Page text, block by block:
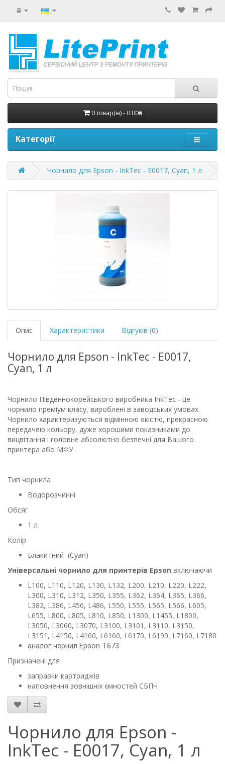
₴
0 товар(ів) - 0.00₴
Категорії
Чорнило для Epson - InkTec - E0017, Cyan, 1 л
Опис Характеристики Відгуків (0)
Чорнило для Epson - InkTec - E0017,
Cyan, 1 л
Чорнило Південнокорейського виробника InkTec - це
чорнило преміум класу, вироблені в заводських умовах.
Чорнило характеризуються відмінною якістю, прекрасною
передачею кольору, дуже хорошими показниками до
вицвітання і головне абсолютно безпечні для Вашого
принтера або МФУ
Тип чорнила
Водорозчинні
Обсяг
1 л
Колір
Блакитний (Cyan)
Універсальні чорнило для принтерів Epson включаючи
L100, L110, L120, L130, L132, L200, L210, L220, L222,
L300, L310, L312, L350, L355, L362, L364, L365, L366,
L382, L386, L456, L486, L550, L555, L565, L566, L605,
L655, L800, L805, L810, L850, L1300, L1455, L1800,
L3050, L3060, L3070, L3100, L3101, L3110, L3150,
L3151, L4150, L4160, L6160, L6170, L6190, L7160, L7180
аналог чернил Epson T673
Призначені для
заправки картриджів
наповнення зовнішніх ємностей СБПЧ
Чорнило для Epson -
InkTec - E0017, Cyan, 1 л